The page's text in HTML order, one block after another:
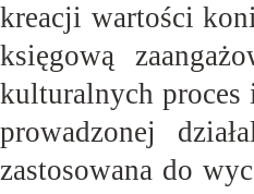
kreacji wartości
księgową
kulturalnych proces
prowadzonej
zastosowana do